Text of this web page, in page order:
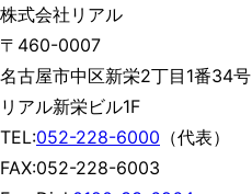
株式会社リアル
〒460-0007
名古屋市中区新栄2丁目1番34号
リアル新栄ビル1F
TEL:052-228-6000 （代表）
FAX:052-228-6003